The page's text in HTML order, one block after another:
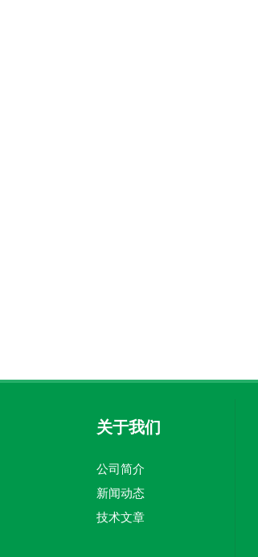
关于我们
公司简介
新闻动态
技术文章